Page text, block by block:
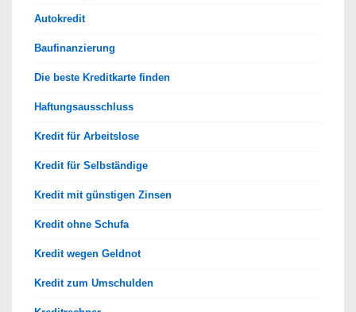
Autokredit
Baufinanzierung
Die beste Kreditkarte finden
Haftungsausschluss
Kredit für Arbeitslose
Kredit für Selbständige
Kredit mit günstigen Zinsen
Kredit ohne Schufa
Kredit wegen Geldnot
Kredit zum Umschulden